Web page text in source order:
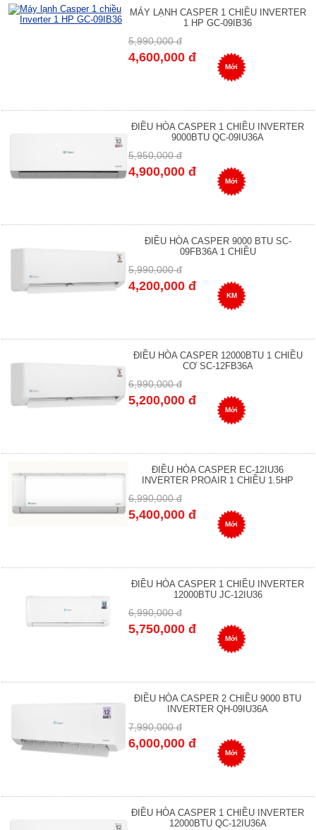
MÁY LẠNH CASPER 1 CHIỀU INVERTER
1 HP GC-09IB36
5,990,000 đ
4,600,000 đ
Mới
ĐIỀU HÒA CASPER 1 CHIỀU INVERTER
9000BTU QC-09IU36A
5,950,000 đ
4,900,000 đ
Mới
ĐIỀU HÒA CASPER 9000 BTU SC-
09FB36A 1 CHIỀU
5,990,000 đ
4,200,000 đ
KM
ĐIỀU HÒA CASPER 12000BTU 1 CHIỀU
CƠ SC-12FB36A
6,990,000 đ
5,200,000 đ
Mới
ĐIỀU HÒA CASPER EC-12IU36
INVERTER PROAIR 1 CHIỀU 1.5HP
6,990,000 đ
5,400,000 đ
Mới
ĐIỀU HÒA CASPER 1 CHIỀU INVERTER
12000BTU JC-12IU36
6,990,000 đ
5,750,000 đ
Mới
ĐIỀU HÒA CASPER 2 CHIỀU 9000 BTU
INVERTER QH-09IU36A
7,990,000 đ
6,000,000 đ
Mới
ĐIỀU HÒA CASPER 1 CHIỀU INVERTER
12000BTU QC-12IU36A